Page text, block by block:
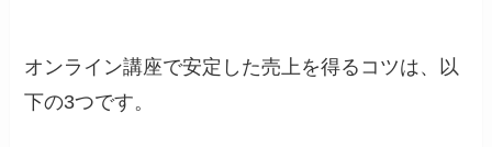
オンライン講座で安定した売上を得るコツは、以
下の3つです。